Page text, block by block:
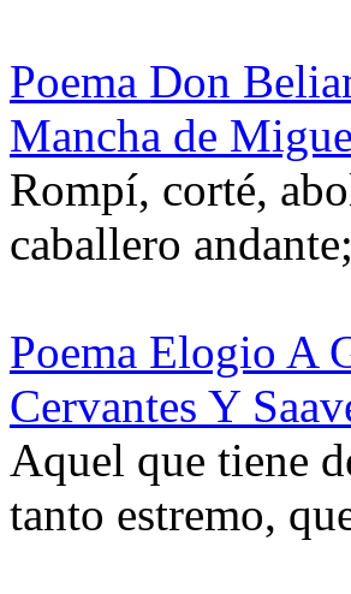
Poema Don
Mancha de
Rompí, corté,
caballero
Poema Elogio A
Cervantes Y
Aquel que tiene
tanto estremo,